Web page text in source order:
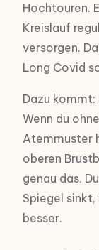
Hochtouren.
Kreislauf
versorgen.
Long Covid
Dazu
Wenn du
Atemmuster
oberen
genau das.
Spiegel
besser.